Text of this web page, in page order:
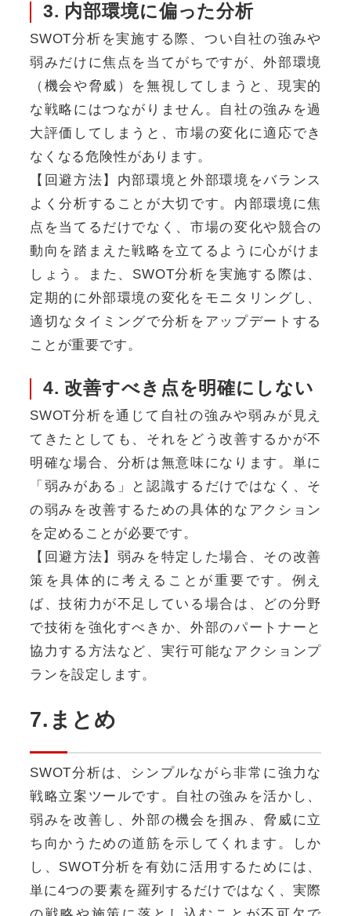
3. 内部環境に偏った分析
SWOT分析を実施する際、つい自社の強みや
弱みだけに焦点を当てがちですが、外部環境
（機会や脅威）を無視してしまうと、現実的
な戦略にはつながりません。自社の強みを過
大評価してしまうと、市場の変化に適応でき
なくなる危険性があります。
【回避方法】内部環境と外部環境をバランス
よく分析することが大切です。内部環境に焦
点を当てるだけでなく、市場の変化や競合の
動向を踏まえた戦略を立てるように心がけま
しょう。また、SWOT分析を実施する際は、
定期的に外部環境の変化をモニタリングし、
適切なタイミングで分析をアップデートする
ことが重要です。
4. 改善すべき点を明確にしない
SWOT分析を通じて自社の強みや弱みが見え
てきたとしても、それをどう改善するかが不
明確な場合、分析は無意味になります。単に
「弱みがある」と認識するだけではなく、そ
の弱みを改善するための具体的なアクション
を定めることが必要です。
【回避方法】弱みを特定した場合、その改善
策を具体的に考えることが重要です。例え
ば、技術力が不足している場合は、どの分野
で技術を強化すべきか、外部のパートナーと
協力する方法など、実行可能なアクションプ
ランを設定します。
7.まとめ
SWOT分析は、シンプルながら非常に強力な
戦略立案ツールです。自社の強みを活かし、
弱みを改善し、外部の機会を掴み、脅威に立
ち向かうための道筋を示してくれます。しか
し、SWOT分析を有効に活用するためには、
単に4つの要素を羅列するだけではなく、実際